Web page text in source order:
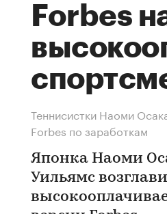
Forbes
Теннисистки Наоми
Forbes по заработкам
Японка Наоми
Уильямс